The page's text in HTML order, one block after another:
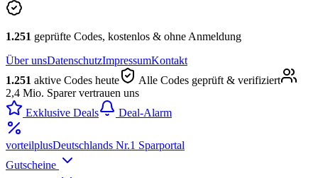
1.251 geprüfte Codes, kostenlos & ohne Anmeldung
Über unsDatenschutzImpressumKontakt
1.251 aktive Codes heute
Alle Codes geprüft & verifiziert
2,4 Mio. Sparer vertrauen uns
Exklusive Deals
Deal-Alarm
vorteilplusDeutschlands Nr.1 Sparportal
Gutscheine